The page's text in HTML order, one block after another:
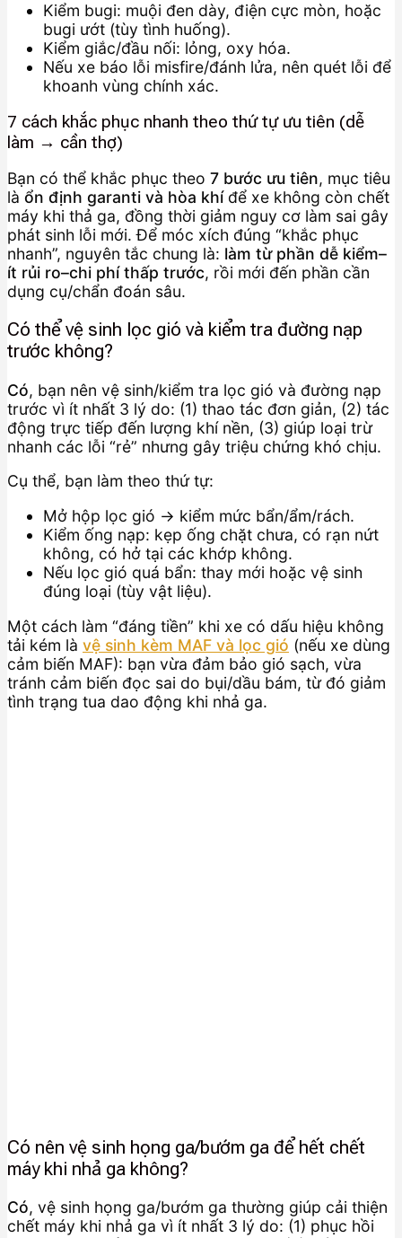
Kiểm bugi: muội đen dày, điện cực mòn, hoặc
bugi ướt (tùy tình huống).
Kiểm giắc/đầu nối: lỏng, oxy hóa.
Nếu xe báo lỗi misfire/đánh lửa, nên quét lỗi để
khoanh vùng chính xác.
7 cách khắc phục nhanh theo thứ tự ưu tiên (dễ
làm → cần thợ)
Bạn có thể khắc phục theo 7 bước ưu tiên, mục tiêu
là ổn định garanti và hòa khíđể xe không còn chết
máy khi thả ga, đồng thời giảm nguy cơ làm sai gây
phát sinh lỗi mới. Để móc xích đúng “khắc phục
nhanh”, nguyên tắc chung là: làm từ phần dễ kiểm–
ít rủi ro–chi phí thấp trước, rồi mới đến phần cần
dụng cụ/chẩn đoán sâu.
Có thể vệ sinh lọc gió và kiểm tra đường nạp
trước không?
Có, bạn nên vệ sinh/kiểm tra lọc gió và đường nạp
trước vì ít nhất 3 lý do: (1) thao tác đơn giản, (2) tác
động trực tiếp đến lượng khí nền, (3) giúp loại trừ
nhanh các lỗi “rẻ” nhưng gây triệu chứng khó chịu.
Cụ thể, bạn làm theo thứ tự:
Mở hộp lọc gió → kiểm mức bẩn/ẩm/rách.
Kiểm ống nạp: kẹp ống chặt chưa, có rạn nứt
không, có hở tại các khớp không.
Nếu lọc gió quá bẩn: thay mới hoặc vệ sinh
đúng loại (tùy vật liệu).
Một cách làm “đáng tiền” khi xe có dấu hiệu không
tải kém là vệ sinh kèm MAF và lọc gió (nếu xe dùng
cảm biến MAF): bạn vừa đảm bảo gió sạch, vừa
tránh cảm biến đọc sai do bụi/dầu bám, từ đó giảm
tình trạng tua dao động khi nhả ga.
Có nên vệ sinh họng ga/bướm ga để hết chết
máy khi nhả ga không?
Có, vệ sinh họng ga/bướm ga thường giúp cải thiện
chết máy khi nhả ga vì ít nhất 3 lý do: (1) phục hồi